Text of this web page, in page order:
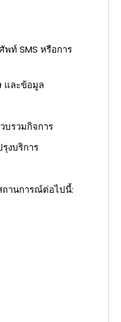
ท์ SMS หรือการ
และข้อมูล
บรวมกิจการ
งบริการ
านการณ์ต่อไปนี้: